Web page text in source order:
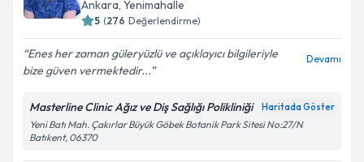
Ankara, Yenimahalle
5 (276 Değerlendirme)
Enes her zaman güleryüzlü ve açıklayıcı bilgileriyle
bize güven vermektedir...
Devamı
Masterline Clinic Ağız ve Diş Sağlığı Polikliniği Haritada Göster
Yeni Batı Mah. Çakırlar Büyük Göbek Botanik Park Sitesi No:27/N
Batıkent, 06370